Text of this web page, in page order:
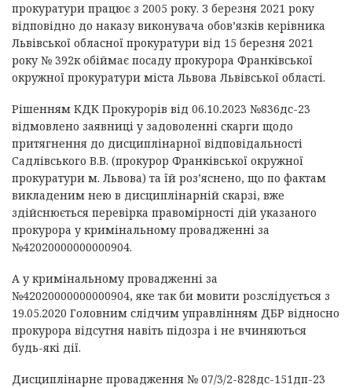
прокуратури працює з 2005 року. З березня 2021 року
відповідно до наказу виконувача обов’язків керівника
Львівської обласної прокуратури від 15 березня 2021
року № 392к обіймає посаду прокурора Франківської
окружної прокуратури міста Львова Львівської області.
Рішенням КДК Прокурорів від 06.10.2023 №836дс-23
відмовлено заявниці у задоволенні скарги щодо
притягнення до дисциплінарної відповідальності
Садлівського В.В. (прокурор Франківської окружної
прокуратури м. Львова) та їй роз’яснено, що по фактам
викладеним нею в дисциплінарній скарзі, вже
здійснюється перевірка правомірності дій указаного
прокурора у кримінальному провадженні за
№42020000000000904.
А у кримінальному провадженні за
№42020000000000904, яке так би мовити розслідується з
19.05.2020 Головним слідчим управлінням ДБР відносно
прокурора відсутня навіть підозра і не вчиняються
будь-які дії.
Дисциплінарне провадження № 07/3/2-828дс-151дп-23